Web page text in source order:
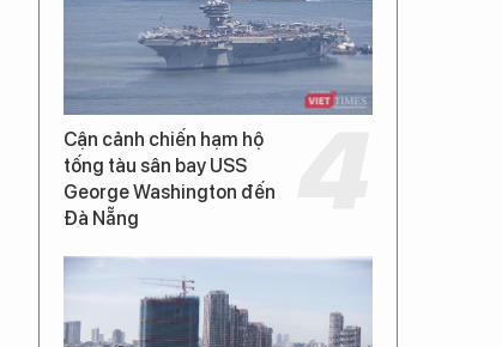
Cận cảnh chiến hạm hộ
tống tàu sân bay USS
George Washington đến
Đà Nẵng